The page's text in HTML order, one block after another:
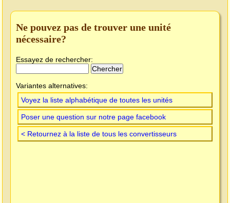
Ne pouvez pas de trouver une unité
nécessaire?
Essayez de rechercher:
Variantes alternatives:
Voyez la liste alphabétique de toutes les unités
Poser une question sur notre page facebook
< Retournez à la liste de tous les convertisseurs